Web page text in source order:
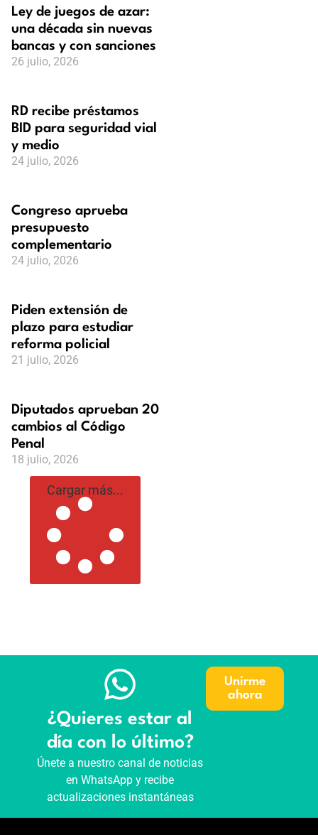
Ley de juegos de azar:
una década sin nuevas
bancas y con sanciones
26 julio, 2026
RD recibe préstamos
BID para seguridad vial
y medio
24 julio, 2026
Congreso aprueba
presupuesto
complementario
24 julio, 2026
Piden extensión de
plazo para estudiar
reforma policial
21 julio, 2026
Diputados aprueban 20
cambios al Código
Penal
18 julio, 2026
Cargar más...
¿Quieres estar al
día con lo último?
Únete a nuestro canal de noticias
en WhatsApp y recibe
actualizaciones instantáneas
Unirme
ahora